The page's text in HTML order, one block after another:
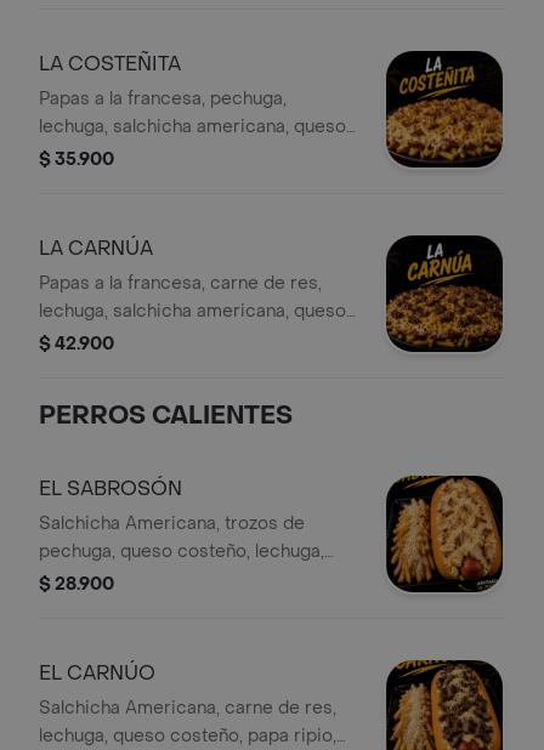
LA COSTEÑITA
Papas a la francesa, pechuga,
lechuga, salchicha americana, queso
costeño, papa ripio, salsa de la casa,
$ 35.900
LA CARNÚA
Papas a la francesa, carne de res,
lechuga, salchicha americana, queso
costeño, papa ripio, salsa de la casa,
$ 42.900
PERROS CALIENTES
EL SABROSÓN
Salchicha Americana, trozos de
pechuga, queso costeño, lechuga,
papa ripio, salsa de la casa, salsa piña,
$ 28.900
EL CARNÚO
Salchicha Americana, carne de res,
lechuga, queso costeño, papa ripio,